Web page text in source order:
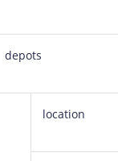
depots
location